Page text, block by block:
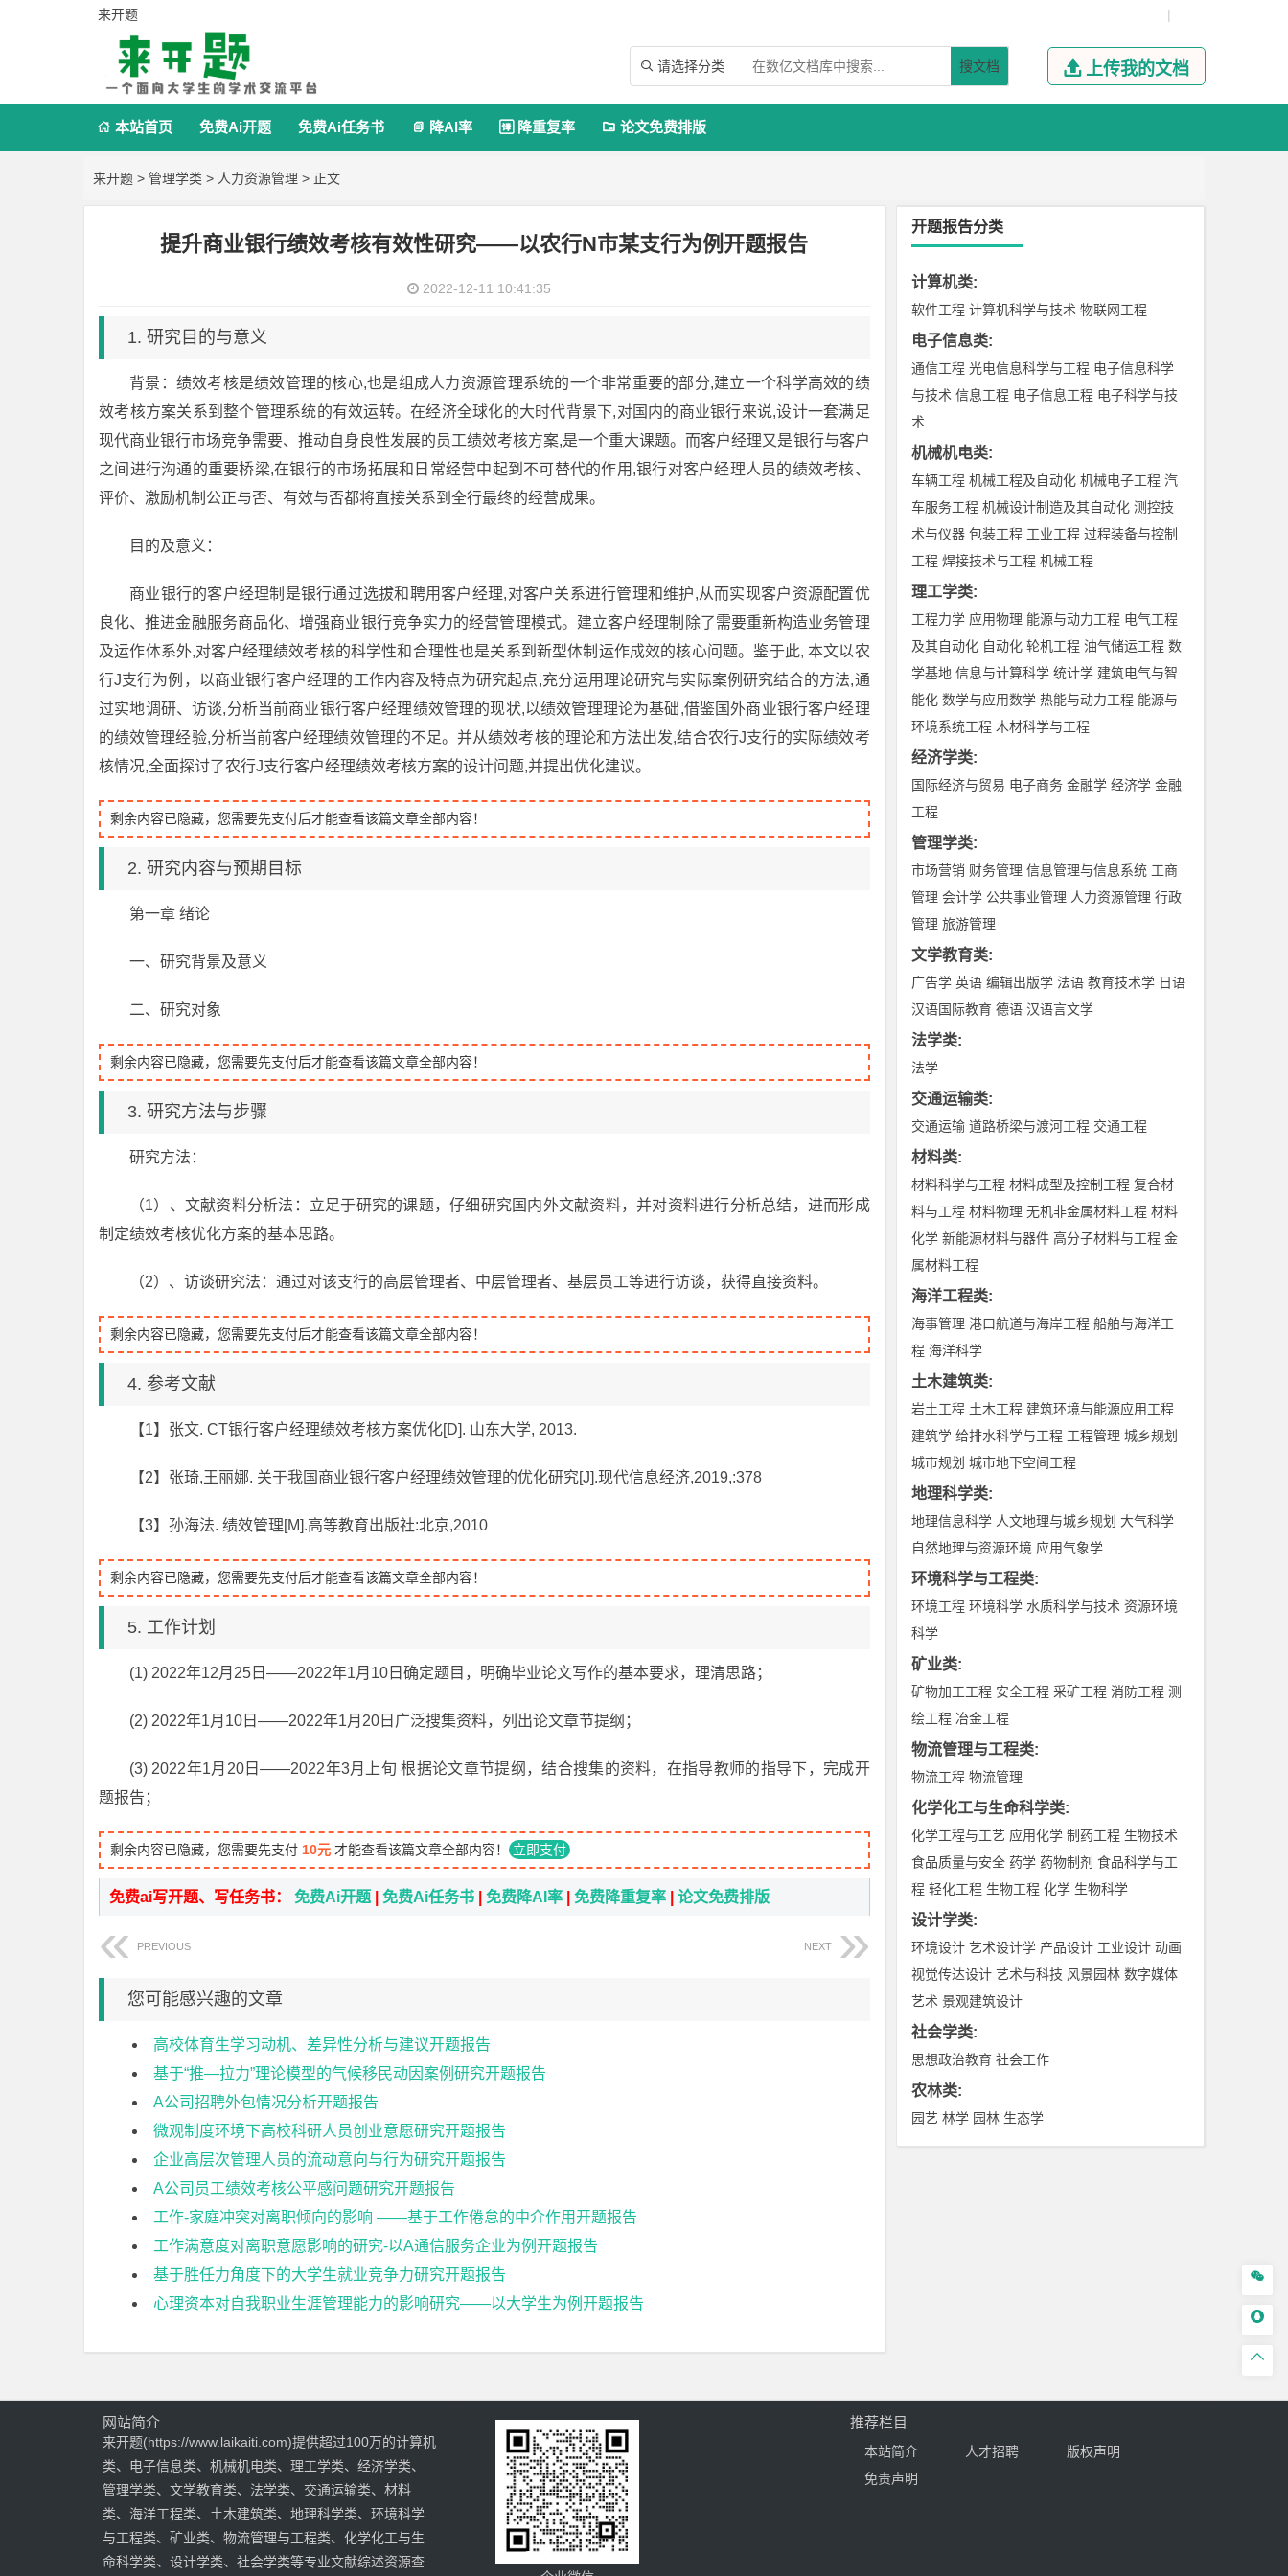
来开题 |
 请选择分类 搜文档  上传我的文档
 本站首页 免费Ai开题 免费Ai任务书  降AI率  降重复率  论文免费排版
来开题 > 管理学类 > 人力资源管理 > 正文
提升商业银行绩效考核有效性研究——以农行N市某支行为例开题报告
2022-12-11 10:41:35
1. 研究目的与意义
背景：绩效考核是绩效管理的核心,也是组成人力资源管理系统的一个非常重要的部分,建立一个科学高效的绩
效考核方案关系到整个管理系统的有效运转。在经济全球化的大时代背景下,对国内的商业银行来说,设计一套满足
现代商业银行市场竞争需要、推动自身良性发展的员工绩效考核方案,是一个重大课题。而客户经理又是银行与客户
之间进行沟通的重要桥梁,在银行的市场拓展和日常经营中起到不可替代的作用,银行对客户经理人员的绩效考核、
评价、激励机制公正与否、有效与否都将直接关系到全行最终的经营成果。
目的及意义：
商业银行的客户经理制是银行通过选拔和聘用客户经理,对客户关系进行管理和维护,从而实现客户资源配置优
良化、推进金融服务商品化、增强商业银行竞争实力的经营管理模式。建立客户经理制除了需要重新构造业务管理
及运作体系外,对客户经理绩效考核的科学性和合理性也是关系到新型体制运作成效的核心问题。鉴于此, 本文以农
行J支行为例，以商业银行客户经理的工作内容及特点为研究起点,充分运用理论研究与实际案例研究结合的方法,通
过实地调研、访谈,分析当前商业银行客户经理绩效管理的现状,以绩效管理理论为基础,借鉴国外商业银行客户经理
的绩效管理经验,分析当前客户经理绩效管理的不足。并从绩效考核的理论和方法出发,结合农行J支行的实际绩效考
核情况,全面探讨了农行J支行客户经理绩效考核方案的设计问题,并提出优化建议。
剩余内容已隐藏，您需要先支付后才能查看该篇文章全部内容！
2. 研究内容与预期目标
第一章 绪论
一、研究背景及意义
二、研究对象
剩余内容已隐藏，您需要先支付后才能查看该篇文章全部内容！
3. 研究方法与步骤
研究方法：
（1）、文献资料分析法：立足于研究的课题，仔细研究国内外文献资料，并对资料进行分析总结，进而形成
制定绩效考核优化方案的基本思路。
（2）、访谈研究法：通过对该支行的高层管理者、中层管理者、基层员工等进行访谈，获得直接资料。
剩余内容已隐藏，您需要先支付后才能查看该篇文章全部内容！
4. 参考文献
【1】张文. CT银行客户经理绩效考核方案优化[D]. 山东大学, 2013.
【2】张琦,王丽娜. 关于我国商业银行客户经理绩效管理的优化研究[J].现代信息经济,2019,:378
【3】孙海法. 绩效管理[M].高等教育出版社:北京,2010
剩余内容已隐藏，您需要先支付后才能查看该篇文章全部内容！
5. 工作计划
(1) 2022年12月25日——2022年1月10日确定题目，明确毕业论文写作的基本要求，理清思路；
(2) 2022年1月10日——2022年1月20日广泛搜集资料，列出论文章节提纲；
(3) 2022年1月20日——2022年3月上旬 根据论文章节提纲，结合搜集的资料，在指导教师的指导下，完成开
题报告；
剩余内容已隐藏，您需要先支付 10元 才能查看该篇文章全部内容！ 立即支付
免费ai写开题、写任务书： 免费Ai开题 免费Ai任务书 免费降AI率 免费降重复率 论文免费排版
PREVIOUS NEXT
您可能感兴趣的文章
高校体育生学习动机、差异性分析与建议开题报告
基于“推—拉力”理论模型的气候移民动因案例研究开题报告
A公司招聘外包情况分析开题报告
微观制度环境下高校科研人员创业意愿研究开题报告
企业高层次管理人员的流动意向与行为研究开题报告
A公司员工绩效考核公平感问题研究开题报告
工作-家庭冲突对离职倾向的影响 ——基于工作倦怠的中介作用开题报告
工作满意度对离职意愿影响的研究-以A通信服务企业为例开题报告
基于胜任力角度下的大学生就业竞争力研究开题报告
心理资本对自我职业生涯管理能力的影响研究——以大学生为例开题报告
开题报告分类
计算机类:
软件工程 计算机科学与技术 物联网工程
电子信息类:
通信工程 光电信息科学与工程 电子信息科学
与技术 信息工程 电子信息工程 电子科学与技
术
机械机电类:
车辆工程 机械工程及自动化 机械电子工程 汽
车服务工程 机械设计制造及其自动化 测控技
术与仪器 包装工程 工业工程 过程装备与控制
工程 焊接技术与工程 机械工程
理工学类:
工程力学 应用物理 能源与动力工程 电气工程
及其自动化 自动化 轮机工程 油气储运工程 数
学基地 信息与计算科学 统计学 建筑电气与智
能化 数学与应用数学 热能与动力工程 能源与
环境系统工程 木材科学与工程
经济学类:
国际经济与贸易 电子商务 金融学 经济学 金融
工程
管理学类:
市场营销 财务管理 信息管理与信息系统 工商
管理 会计学 公共事业管理 人力资源管理 行政
管理 旅游管理
文学教育类:
广告学 英语 编辑出版学 法语 教育技术学 日语
汉语国际教育 德语 汉语言文学
法学类:
法学
交通运输类:
交通运输 道路桥梁与渡河工程 交通工程
材料类:
材料科学与工程 材料成型及控制工程 复合材
料与工程 材料物理 无机非金属材料工程 材料
化学 新能源材料与器件 高分子材料与工程 金
属材料工程
海洋工程类:
海事管理 港口航道与海岸工程 船舶与海洋工
程 海洋科学
土木建筑类:
岩土工程 土木工程 建筑环境与能源应用工程
建筑学 给排水科学与工程 工程管理 城乡规划
城市规划 城市地下空间工程
地理科学类:
地理信息科学 人文地理与城乡规划 大气科学
自然地理与资源环境 应用气象学
环境科学与工程类:
环境工程 环境科学 水质科学与技术 资源环境
科学
矿业类:
矿物加工工程 安全工程 采矿工程 消防工程 测
绘工程 冶金工程
物流管理与工程类:
物流工程 物流管理
化学化工与生命科学类:
化学工程与工艺 应用化学 制药工程 生物技术
食品质量与安全 药学 药物制剂 食品科学与工
程 轻化工程 生物工程 化学 生物科学
设计学类:
环境设计 艺术设计学 产品设计 工业设计 动画
视觉传达设计 艺术与科技 风景园林 数字媒体
艺术 景观建筑设计
社会学类:
思想政治教育 社会工作
农林类:
园艺 林学 园林 生态学



网站简介
来开题(https://www.laikaiti.com)提供超过100万的计算机
类、电子信息类、机械机电类、理工学类、经济学类、
管理学类、文学教育类、法学类、交通运输类、材料
类、海洋工程类、土木建筑类、地理科学类、环境科学
与工程类、矿业类、物流管理与工程类、化学化工与生
命科学类、设计学类、社会学类等专业文献综述资源查
推荐栏目
本站简介 人才招聘
版权声明
免责声明